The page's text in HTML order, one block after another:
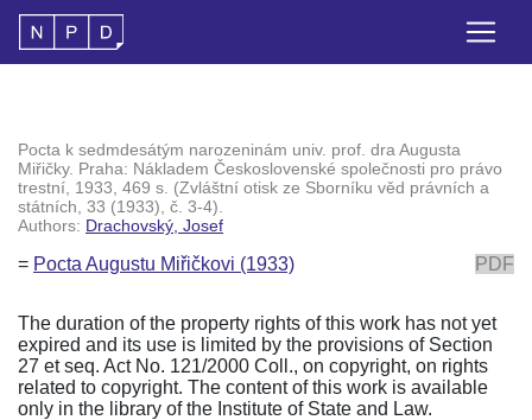
Pocta k sedmdesátým narozeninám univ. prof. dra Augusta
Miřičky. Praha: Nákladem Československé společnosti pro právo
trestní, 1933, 469 s. (Zvláštní otisk ze Sborníku věd právních a
státních, 33 (1933), č. 3-4).
Authors: Drachovský, Josef
= Pocta Augustu Miřičkovi (1933) PDF
The duration of the property rights of this work has not yet
expired and its use is limited by the provisions of Section
27 et seq. Act No. 121/2000 Coll., on copyright, on rights
related to copyright. The content of this work is available
only in the library of the Institute of State and Law.